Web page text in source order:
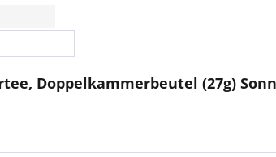
Doppelkammerbeutel (27g)